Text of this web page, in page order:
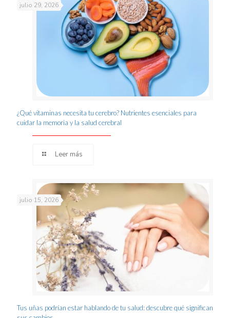
julio 29, 2026
¿Qué vitaminas necesita tu cerebro? Nutrientes esenciales para
cuidar la memoria y la salud cerebral
Leer más
julio 15, 2026
Tus uñas podrían estar hablando de tu salud: descubre qué significan